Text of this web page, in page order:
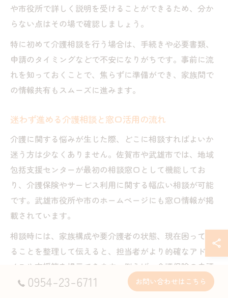
や市役所で詳しく説明を受けることができるため、分か
らない点はその場で確認しましょう。
特に初めて介護相談を行う場合は、手続きや必要書類、
申請のタイミングなどで不安になりがちです。事前に流
れを知っておくことで、焦らずに準備ができ、家族間で
の情報共有もスムーズに進みます。
迷わず進める介護相談と窓口活用の流れ
介護に関する悩みが生じた際、どこに相談すればよいか
迷う方は少なくありません。佐賀市や武雄市では、地域
包括支援センターが最初の相談窓口として機能してお
り、介護保険やサービス利用に関する幅広い相談が可能
です。武雄市役所や市のホームページにも窓口情報が掲
載されています。
相談時には、家族構成や要介護者の状態、現在困ってい
ることを整理して伝えると、担当者がより的確なアドバ
イスや支援策を提示できます。例えば、介護保険の申請
方法や武雄市地域包括支援センターの利用方法など、具
0954-23-6711 お問い合わせはこちら